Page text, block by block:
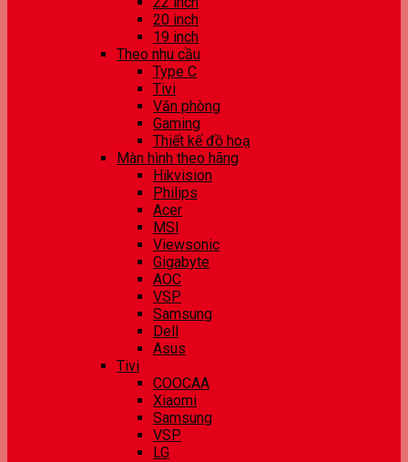
20 inch
19 inch
Theo nhu cầu
Type C
Tivi
Văn phòng
Gaming
Thiết kế đồ hoạ
Màn hình theo hãng
Hikvision
Philips
Acer
MSI
Viewsonic
Gigabyte
AOC
VSP
Samsung
Dell
Asus
Tivi
COOCAA
Xiaomi
Samsung
VSP
LG